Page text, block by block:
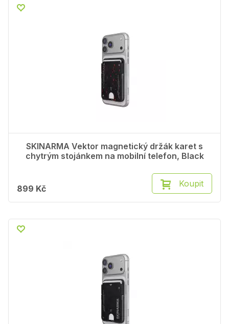
SKINARMA Vektor magnetický držák karet s
chytrým stojánkem na mobilní telefon, Black
899 Kč Koupit